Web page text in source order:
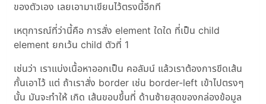
ของตัวเอง เลยเอามาเขียนไว้ตรงนี้อีกที
เหตุการณ์ที่ว่านี้คือ การสั่ง element ใดใด ที่เป็น child
element ยกเว้น child ตัวที่ 1
เช่นว่า เราแบ่งเนื้อหาออกเป็น คอลัมน์ แล้วเราต้องการขีดเส้น
กั้นเอาไว้ แต่ ถ้าเราสั่ง border เช่น border-left เข้าไปตรงๆ
นั้น มันจะทำให้ เกิด เส้นขอบขึ้นที่ ด้านซ้ายสุดของกล่องข้อมูล